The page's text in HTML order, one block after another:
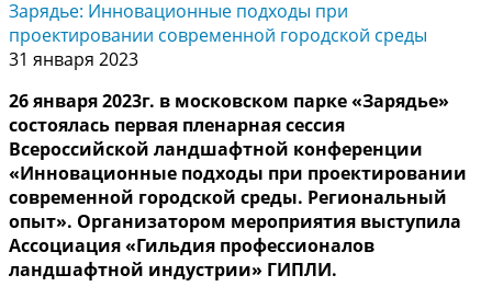
Зарядье: Инновационные подходы при
проектировании современной городской среды
31 января 2023
26 января 2023г. в московском парке «Зарядье»
состоялась первая пленарная сессия
Всероссийской ландшафтной конференции
«Инновационные подходы при проектировании
современной городской среды. Региональный
опыт». Организатором мероприятия выступила
Ассоциация «Гильдия профессионалов
ландшафтной индустрии» ГИПЛИ.